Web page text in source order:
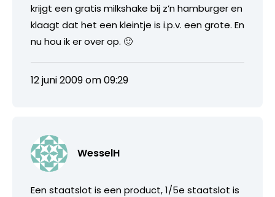
krijgt een gratis milkshake bij z’n hamburger en
klaagt dat het een kleintje is i.p.v. een grote. En
nu hou ik er over op. 🙂
12 juni 2009 om 09:29
WesselH
Een staatslot is een product, 1/5e staatslot is